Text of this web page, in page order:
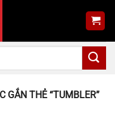
GẮN THẺ “TUMBLER”